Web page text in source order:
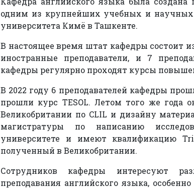
одним из крупнейших учебных и
университета Кимё в Ташкенте.
В настоящее время штат кафедры состоит
иностранные преподаватели, и 7
кафедры регулярно проходят курсы
В 2022 году 6 преподавателей кафедры
прошли курс TESOL. Летом того же
Великобритании по CLIL и дизайну
магистратуры по написанию
университете и имеют квалификацию
полученный в Великобритании.
Сотрудников кафедры интересуют
преподавания английского языка,